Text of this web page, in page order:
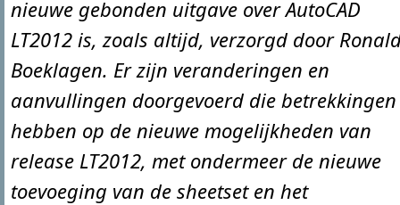
nieuwe gebonden uitgave over AutoCAD
LT2012 is, zoals altijd, verzorgd door
Boeklagen. Er zijn veranderingen en
aanvullingen doorgevoerd die betrekkingen
hebben op de nieuwe mogelijkheden van
release LT2012, met ondermeer de nieuwe
toevoeging van de sheetset en het